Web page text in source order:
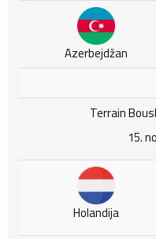
Azerbejdžan
Terrain
15.
Holandija